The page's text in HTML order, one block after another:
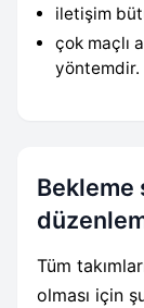
iletişim
çok maçlı
yöntemdir.
Tüm
olması için